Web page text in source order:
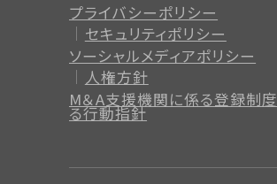
プライバシーポリシー
セキュリティポリシー
ソーシャルメディアポリシー
人権方針
M＆A支援機関に係る登録制度
る行動指針